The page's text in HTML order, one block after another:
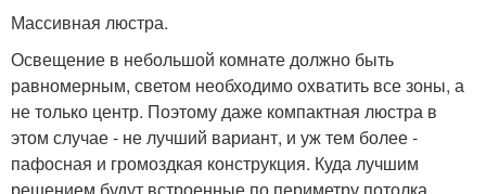
Массивная люстра.
Освещение в небольшой комнате должно быть
равномерным, светом необходимо охватить все зоны, а
не только центр. Поэтому даже компактная люстра в
этом случае - не лучший вариант, и уж тем более -
пафосная и громоздкая конструкция. Куда лучшим